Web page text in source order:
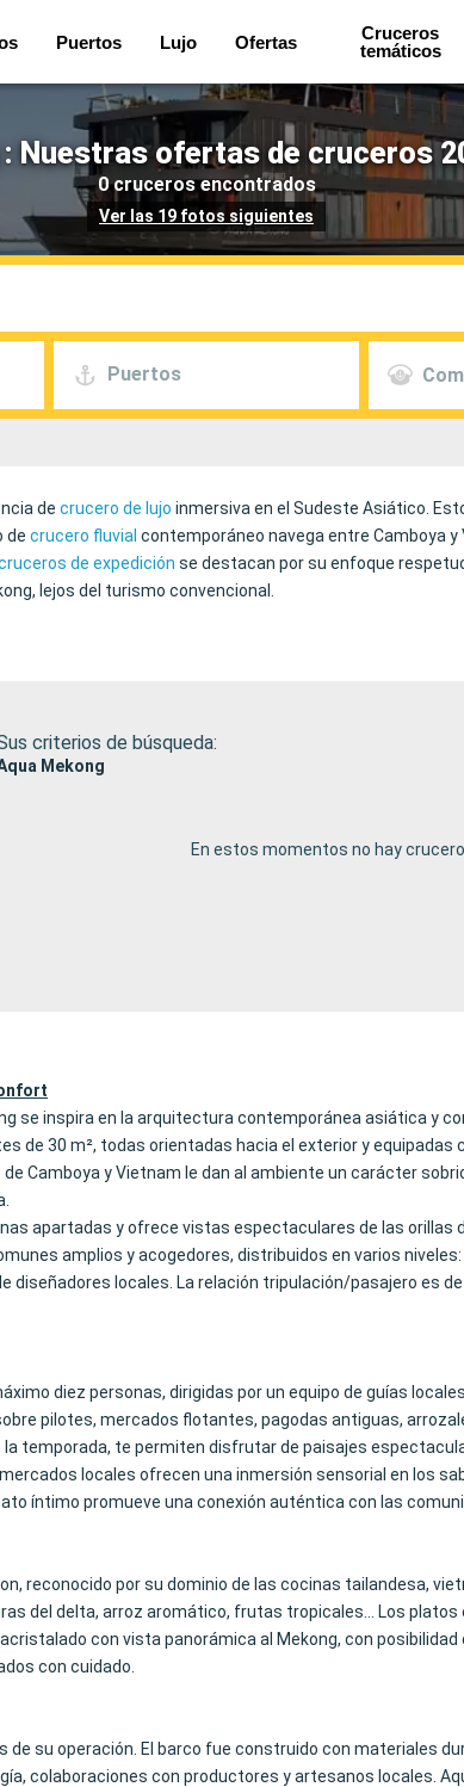
Puertos Lujo Ofertas
Cruceros
temáticos
: Nuestras ofertas de cruceros
0 cruceros encontrados
Ver las 19 fotos siguientes
Puertos
de crucero de lujo inmersiva en el Sudeste Asiático.
de crucero fluvial contemporáneo navega entre Camboya y
de expedición se destacan por su enfoque
lejos del turismo convencional.
criterios de búsqueda:
Mekong
En estos momentos no hay
se inspira en la arquitectura contemporánea asiática y
de 30 m², todas orientadas hacia el exterior y
Camboya y Vietnam le dan al ambiente un carácter
apartadas y ofrece vistas espectaculares de las
amplios y acogedores, distribuidos en varios
diseñadores locales. La relación tripulación/pasajero es
diez personas, dirigidas por un equipo de guías
pilotes, mercados flotantes, pagodas antiguas,
temporada, te permiten disfrutar de paisajes
locales ofrecen una inmersión sensorial en los
íntimo promueve una conexión auténtica con las
reconocido por su dominio de las cocinas tailandesa,
del delta, arroz aromático, frutas tropicales... Los
con vista panorámica al Mekong, con posibilidad
con cuidado.
su operación. El barco fue construido con materiales
colaboraciones con productores y artesanos locales.